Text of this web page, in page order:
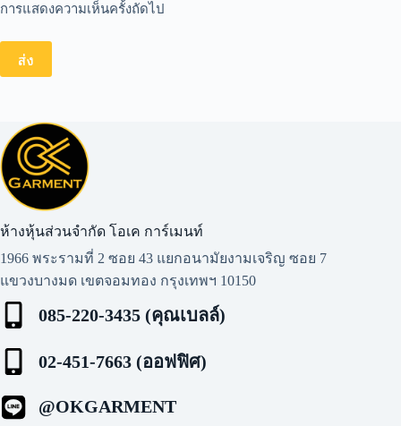
การแสดงความเห็นครั้งถัดไป
ส่ง
ห้างหุ้นส่วนจำกัด โอเค การ์เมนท์​
1966 พระรามที่ 2 ซอย 43 แยกอนามัยงามเจริญ ซอย 7
แขวงบางมด เขตจอมทอง กรุงเทพฯ 10150
085-220-3435 (คุณเบลล์)
02-451-7663 (ออฟฟิศ)
@OKGARMENT